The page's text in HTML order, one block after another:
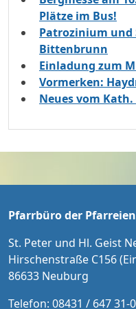
Plätze im Bus!
Patrozinium und
Bittenbrunn
Einladung zum
Vormerken:
Neues vom
Pfarrbüro der
St. Peter und Hl. Geist
Hirschenstraße C156
86633 Neuburg
Telefon: 08431 / 647 31-0